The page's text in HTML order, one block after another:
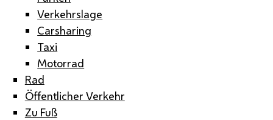
Verkehrslage
Carsharing
Taxi
Motorrad
Rad
Öffentlicher Verkehr
Zu Fuß